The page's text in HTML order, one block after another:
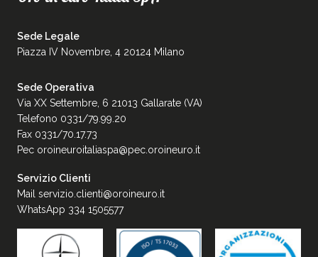
Sede Legale
Piazza IV Novembre, 4 20124 Milano
Sede Operativa
Via XX Settembre, 6 21013 Gallarate (VA)
Telefono 0331/79.99.20
Fax 0331/70.17.73
Pec oroineuroitaliaspa@pec.oroineuro.it
Servizio Clienti
Mail servizio.clienti@oroineuro.it
WhatsApp 334 1505577